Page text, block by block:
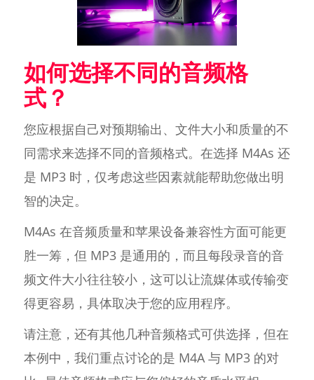
如何选择不同的音频格
式？
您应根据自己对预期输出、文件大小和质量的不
同需求来选择不同的音频格式。在选择 M4As 还
是 MP3 时，仅考虑这些因素就能帮助您做出明
智的决定。
M4As 在音频质量和苹果设备兼容性方面可能更
胜一筹，但 MP3 是通用的，而且每段录音的音
频文件大小往往较小，这可以让流媒体或传输变
得更容易，具体取决于您的应用程序。
请注意，还有其他几种音频格式可供选择，但在
本例中，我们重点讨论的是 M4A 与 MP3 的对